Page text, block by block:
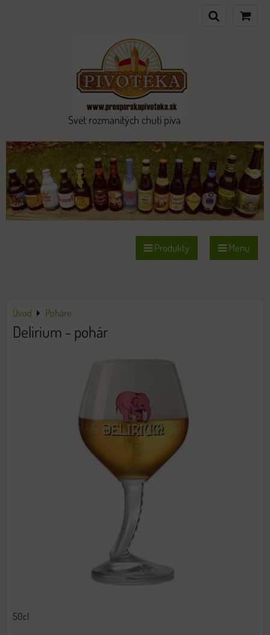
Svet rozmanitých chutí piva
Produkty Menu
Úvod Poháre
Delirium - pohár
50cl